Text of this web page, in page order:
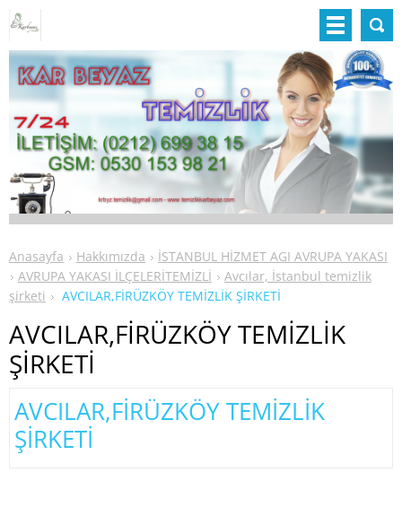
Anasayfa Hakkımızda
İSTANBUL HİZMET AGI AVRUPA YAKASI
AVRUPA YAKASI İLÇELERİTEMİZLİ
Avcılar, İstanbul temizlik
şirketi
AVCILAR,FİRÜZKÖY TEMİZLİK ŞİRKETİ
AVCILAR,FİRÜZKÖY TEMİZLİK
ŞİRKETİ
AVCILAR,FİRÜZKÖY TEMİZLİK
ŞİRKETİ